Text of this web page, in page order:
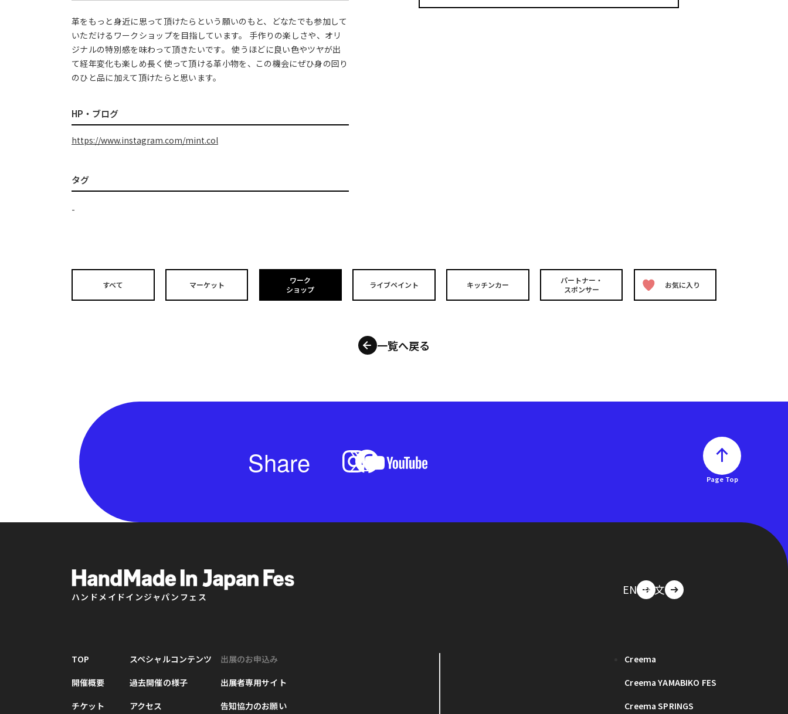
革をもっと身近に思って頂けたらという願いのもと、どなたでも参加して
いただけるワークショップを目指しています。 手作りの楽しさや、オリ
ジナルの特別感を味わって頂きたいです。 使うほどに良い色やツヤが出
て経年変化も楽しめ長く使って頂ける革小物を、この機会にぜひ身の回り
のひと品に加えて頂けたらと思います。
HP・ブログ
https://www.instagram.com/mint.col
タグ
-
すべて マーケット
ワーク
ショップ
ライブペイント キッチンカー
パートナー・
スポンサー
お気に入り
一覧へ戻る
Share
Page Top
ハンドメイドインジャパンフェス
EN 中文
TOP
開催概要
チケット
スペシャルコンテンツ
過去開催の様子
アクセス
出展のお申込み
出展者専用サイト
告知協力のお願い
Creema
Creema YAMABIKO FES
Creema SPRINGS